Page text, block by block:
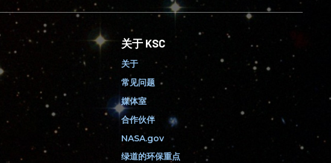
c
上
们
s
上
关
o
u
b
关于 KSC
关于
常见问题
媒体室
合作伙伴
NASA.gov
绿道的环保重点